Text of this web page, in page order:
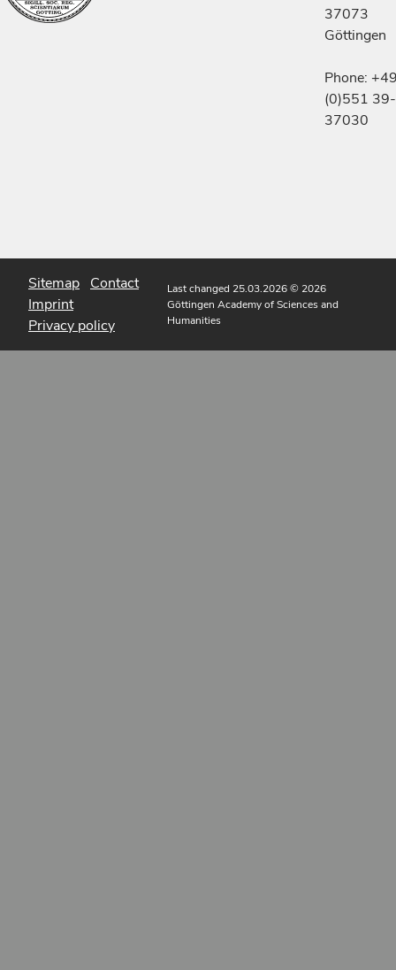
37073
Göttingen
Phone:
(0)551 39-
37030
Sitemap Contact
Imprint
Privacy policy
Last changed 25.03.2026© 2026
Göttingen Academy of Sciences and
Humanities